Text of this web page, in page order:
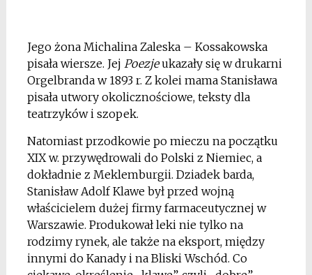
Jego żona Michalina Zaleska – Kossakowska
pisała wiersze. Jej Poezjeukazały się w drukarni
Orgelbranda w 1893 r. Z kolei mama Stanisława
pisała utwory okolicznościowe, teksty dla
teatrzyków i szopek.
Natomiast przodkowie po mieczu na początku
XIX w. przywędrowali do Polski z Niemiec, a
dokładnie z Meklemburgii. Dziadek barda,
Stanisław Adolf Klawe był przed wojną
właścicielem dużej firmy farmaceutycznej w
Warszawie. Produkował leki nie tylko na
rodzimy rynek, ale także na eksport, między
innymi do Kanady i na Bliski Wschód. Co